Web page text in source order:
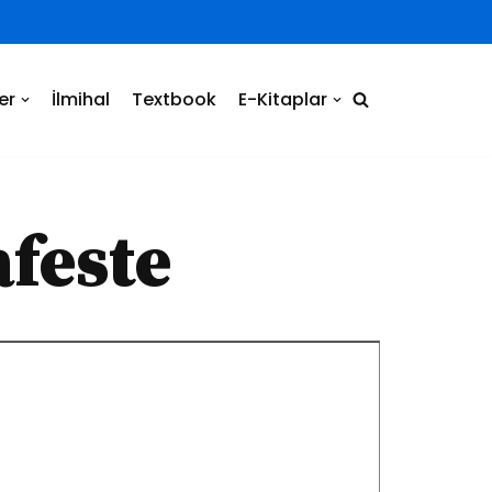
İlmihal Textbook E-Kitaplar